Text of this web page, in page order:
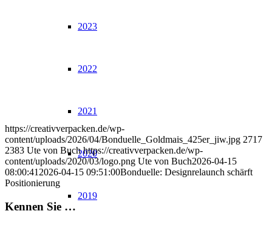
2023
2022
2021
2020
2019
https://creativverpacken.de/wp-
content/uploads/2026/04/Bonduelle_Goldmais_425er_jiw.jpg 2717
2383 Ute von Buch https://creativverpacken.de/wp-
content/uploads/2020/03/logo.png Ute von Buch2026-04-15
08:00:41 2026-04-15 09:51:00Bonduelle: Designrelaunch schärft
Positionierung
Kennen Sie …